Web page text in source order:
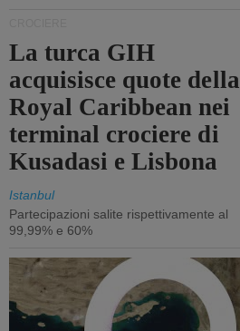
La turca GIH
acquisisce quote della
Royal Caribbean nei
terminal crociere di
Kusadasi e Lisbona
Istanbul
Partecipazioni salite rispettivamente al
99,99% e 60%